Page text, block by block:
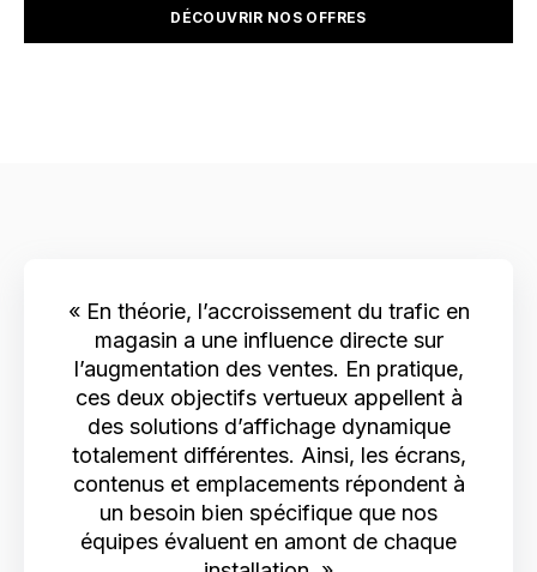
DÉCOUVRIR NOS OFFRES
« En théorie, l’accroissement du trafic en
magasin a une influence directe sur
l’augmentation des ventes. En pratique,
ces deux objectifs vertueux appellent à
des solutions d’affichage dynamique
totalement différentes. Ainsi, les écrans,
contenus et emplacements répondent à
un besoin bien spécifique que nos
équipes évaluent en amont de chaque